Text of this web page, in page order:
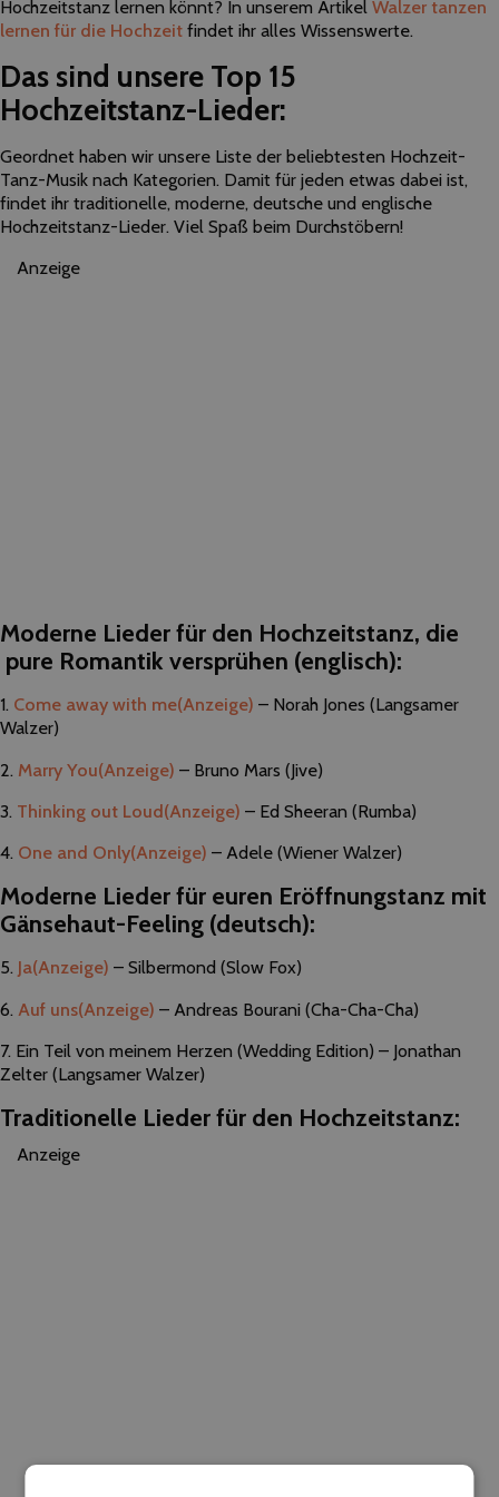
Hochzeitstanz lernen könnt? In unserem Artikel Walzer tanzen
lernen für die Hochzeit findet ihr alles Wissenswerte.
Das sind unsere Top 15
Hochzeitstanz-Lieder:
Geordnet haben wir unsere Liste der beliebtesten Hochzeit-
Tanz-Musik nach Kategorien. Damit für jeden etwas dabei ist,
findet ihr traditionelle, moderne, deutsche und englische
Hochzeitstanz-Lieder. Viel Spaß beim Durchstöbern!
Anzeige
Moderne Lieder für den Hochzeitstanz, die
pure Romantik versprühen (englisch):
1. Come away with me(Anzeige) – Norah Jones (Langsamer
Walzer)
2. Marry You(Anzeige) – Bruno Mars (Jive)
3. Thinking out Loud(Anzeige) – Ed Sheeran (Rumba)
4. One and Only(Anzeige) – Adele (Wiener Walzer)
Moderne Lieder für euren Eröffnungstanz mit
Gänsehaut-Feeling (deutsch):
5. Ja(Anzeige) – Silbermond (Slow Fox)
6. Auf uns(Anzeige) – Andreas Bourani (Cha-Cha-Cha)
7. Ein Teil von meinem Herzen (Wedding Edition) – Jonathan
Zelter (Langsamer Walzer)
Traditionelle Lieder für den Hochzeitstanz:
Anzeige